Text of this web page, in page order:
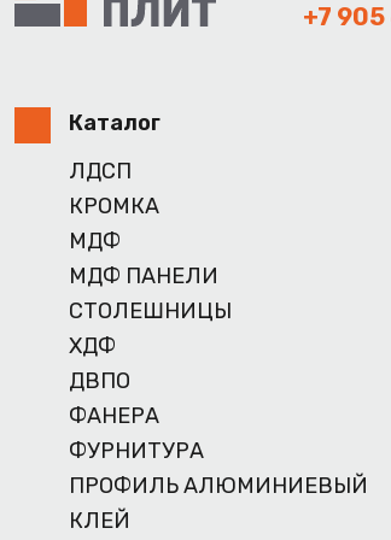
+7
Каталог
ЛДСП
КРОМКА
МДФ
МДФ ПАНЕЛИ
СТОЛЕШНИЦЫ
ХДФ
ДВПО
ФАНЕРА
ФУРНИТУРА
ПРОФИЛЬ АЛЮМИНИЕВЫЙ
КЛЕЙ